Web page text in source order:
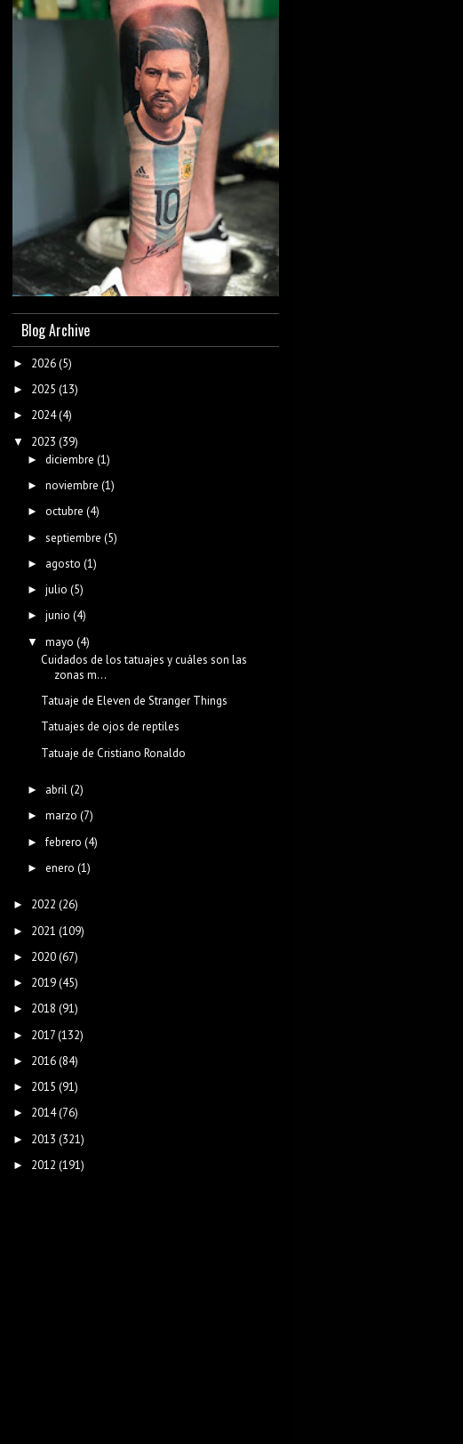
Blog Archive
► 2026(5)
► 2025 (13)
► 2024(4)
▼ 2023 (39)
► diciembre (1)
► noviembre (1)
► octubre (4)
► septiembre (5)
► agosto (1)
► julio (5)
► junio (4)
▼ mayo (4)
Cuidados de los tatuajes y cuáles son las
zonas m...
Tatuaje de Eleven de Stranger Things
Tatuajes de ojos de reptiles
Tatuaje de Cristiano Ronaldo
► abril (2)
► marzo (7)
►febrero (4)
► enero (1)
► 2022 (26)
► 2021 (109)
► 2020(67)
► 2019(45)
► 2018 (91)
► 2017(132)
► 2016(84)
► 2015 (91)
► 2014(76)
► 2013 (321)
► 2012 (191)